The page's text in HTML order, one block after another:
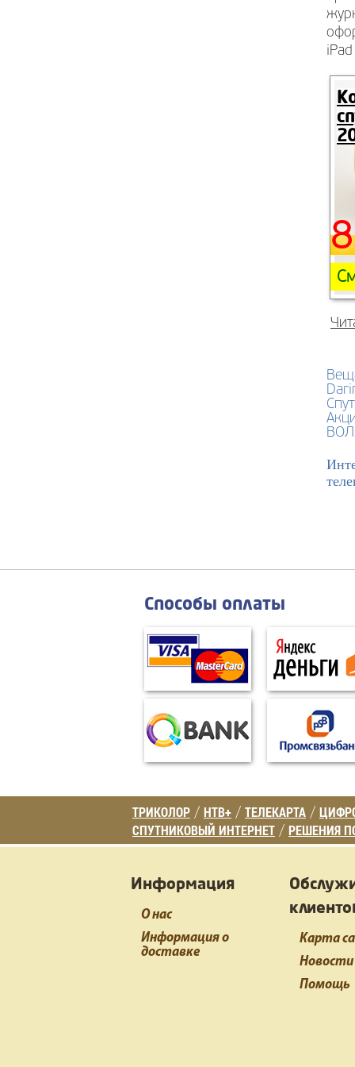
Способы оплаты
ТРИКОЛОР / НТВ+ / ТЕЛЕКАРТА /
СПУТНИКОВЫЙ ИНТЕРНЕТ / РЕШЕНИЯ
Информация
О нас
Информация о
доставке
Карта
Новости
Помощь